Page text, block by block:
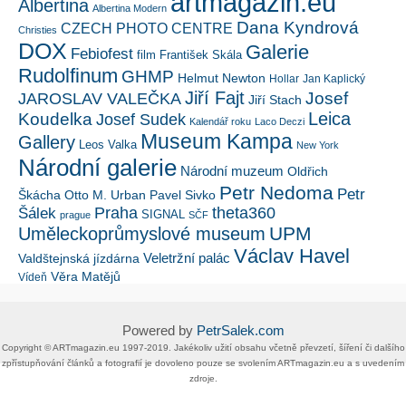
Albertina Albertina Modern
Christies CZECH PHOTO CENTRE Dana Kyndrová
DOX Febiofest film František Skála Galerie
Rudolfinum GHMP Helmut Newton Hollar Jan Kaplický
JAROSLAV VALEČKA Jiří Fajt Jiří Stach Josef
Koudelka Josef Sudek Kalendář roku Laco Deczi Leica
Gallery Leos Valka Museum Kampa New York
Národní galerie Národní muzeum Oldřich
Škácha Otto M. Urban Pavel Sivko Petr Nedoma Petr
Šálek prague Praha SIGNAL SČF theta360
Uměleckoprůmyslové museum UPM
Valdštejnská jízdárna Veletržní palác Václav Havel
Vídeň Věra Matějů
Powered by PetrSalek.com
Copyright ©​ ​​ARTmagazin.eu ​1997-2019​.​ Jakékoliv užití obsahu včetně převzetí, šíření či dalšího
zpřístupňování článků a fotografií je dovoleno pouze se svolením ​ARTmagazin.eu​ ​a s uvedením
zdroje.